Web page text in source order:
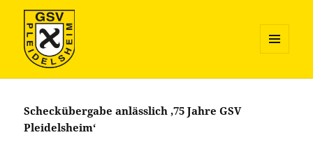
WIDGETS
Scheckübergabe anlässlich ‚75 Jahre GSV
Pleidelsheim‘